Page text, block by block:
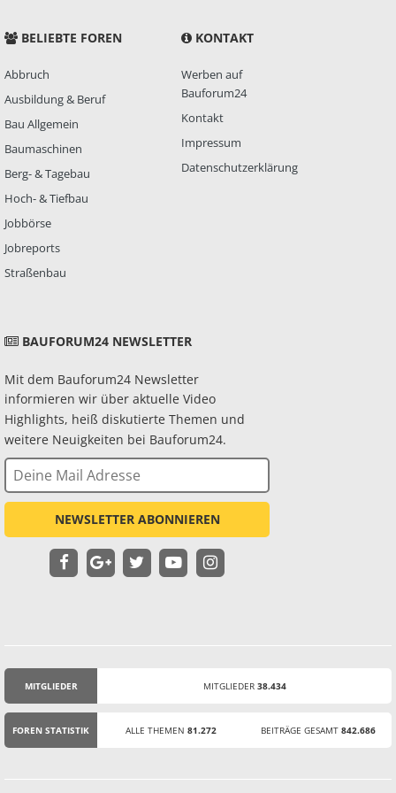
BELIEBTE FOREN
Abbruch
Ausbildung & Beruf
Bau Allgemein
Baumaschinen
Berg- & Tagebau
Hoch- & Tiefbau
Jobbörse
Jobreports
Straßenbau
KONTAKT
Werben auf
Bauforum24
Kontakt
Impressum
Datenschutzerklärung
BAUFORUM24 NEWSLETTER
Mit dem Bauforum24 Newsletter
informieren wir über aktuelle Video
Highlights, heiß diskutierte Themen und
weitere Neuigkeiten bei Bauforum24.
NEWSLETTER ABONNIEREN
MITGLIEDER MITGLIEDER 38.434
FOREN STATISTIK ALLE THEMEN 81.272 BEITRÄGE GESAMT 842.686